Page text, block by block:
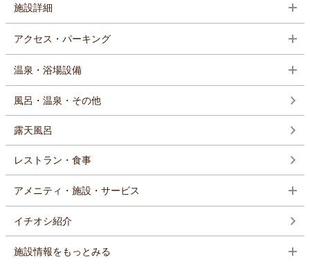
施設詳細
アクセス・パーキング
温泉・浴場設備
風呂・温泉・その他
露天風呂
レストラン・食事
アメニティ・施設・サービス
イチオシ紹介
施設情報をもっとみる